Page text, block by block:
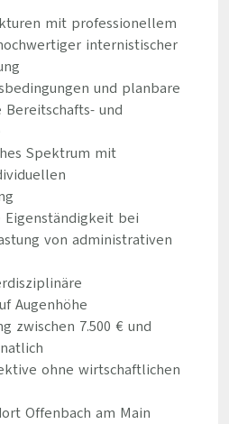
mit professionellem
internistischer
und planbare
und
Spektrum mit
Eigenständigkeit bei
von administrativen
Augenhöhe
zwischen 7.500 € und
ohne wirtschaftlichen
Offenbach am Main